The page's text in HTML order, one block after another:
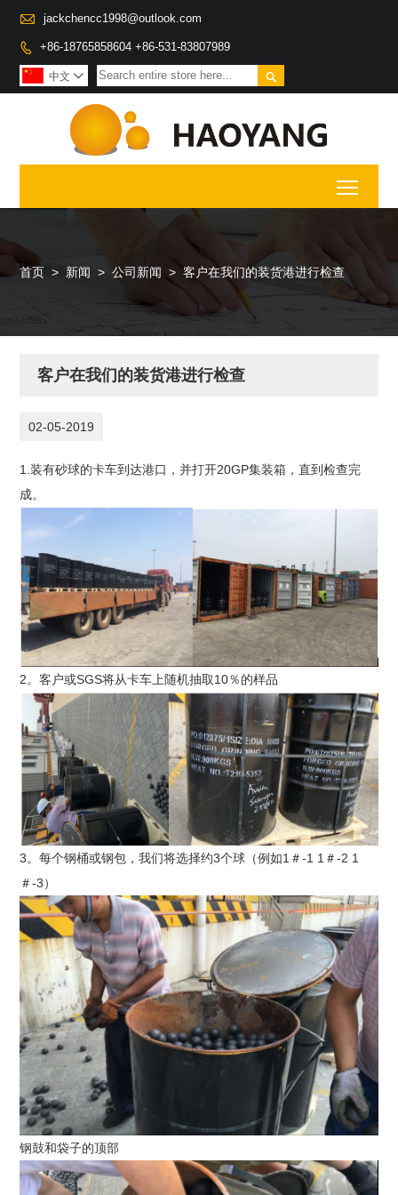
 jackchencc1998@outlook.com
 +86-18765858604 +86-531-83807989

中文 
首页 > 新闻 > 公司新闻 > 客户在我们的装货港进行检查
客户在我们的装货港进行检查
02-05-2019
1.装有砂球的卡车到达港口，并打开20GP集装箱，直到检查完
成。
2。客户或SGS将从卡车上随机抽取10％的样品
3。每个钢桶或钢包，我们将选择约3个球（例如1＃-1 1＃-2 1
＃-3）
钢鼓和袋子的顶部